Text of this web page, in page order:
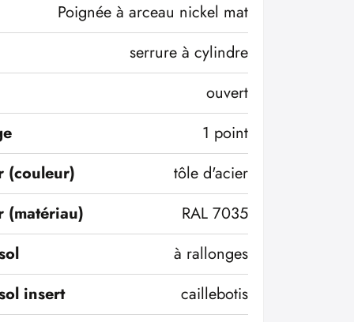
Poignée à arceau nickel mat
serrure à cylindre
ouvert
1 point
(couleur)
tôle d'acier
(matériau)
RAL 7035
à rallonges
insert
caillebotis